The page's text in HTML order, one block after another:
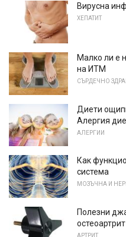
Вирусна
ХЕПАТИТ
Малко ли е
на ИТМ
СЪРДЕЧНО
Диети
Алергия
АЛЕРГИИ
Как
система
МОЗЪЧНА И
Полезни
остеоартрит
АРТРИТ